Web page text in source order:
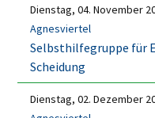
Dienstag, 04. November
Agnesviertel
Selbsthilfegruppe für
Scheidung
Dienstag, 02. Dezember